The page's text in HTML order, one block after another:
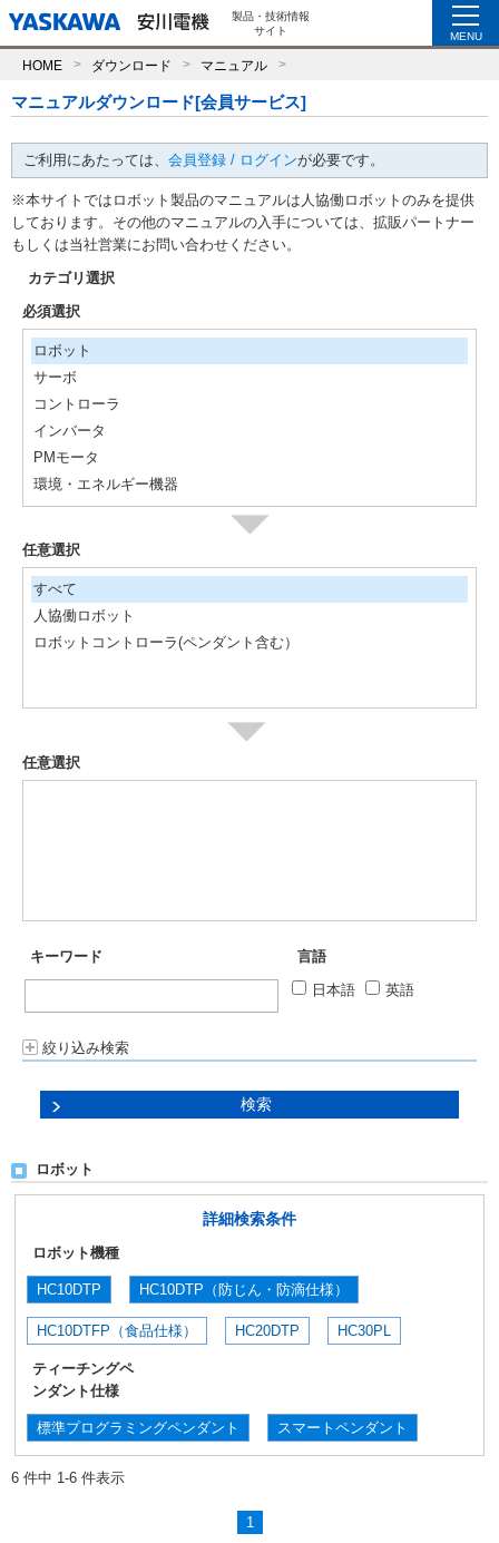
製品・技術情報
サイト
MENU
HOME ダウンロード マニュアル
マニュアルダウンロード[会員サービス]
ご利用にあたっては、 会員登録 / ログインが必要です。
※本サイトではロボット製品のマニュアルは人協働ロボットのみを提供
しております。その他のマニュアルの入手については、拡販パートナー
もしくは当社営業にお問い合わせください。
カテゴリ選択
必須選択
ロボット
サーボ
コントローラ
インバータ
PMモータ
環境・エネルギー機器
任意選択
すべて
人協働ロボット
ロボットコントローラ(ペンダント含む）
任意選択
キーワード
言語
日本語
英語
絞り込み検索
ロボット
詳細検索条件
ロボット機種
HC10DTP HC10DTP（防じん・防滴仕様）
HC10DTFP（食品仕様） HC20DTP HC30PL
ティーチングペ
ンダント仕様
標準プログラミングペンダント スマートペンダント
6 件中 1-6 件表示
1